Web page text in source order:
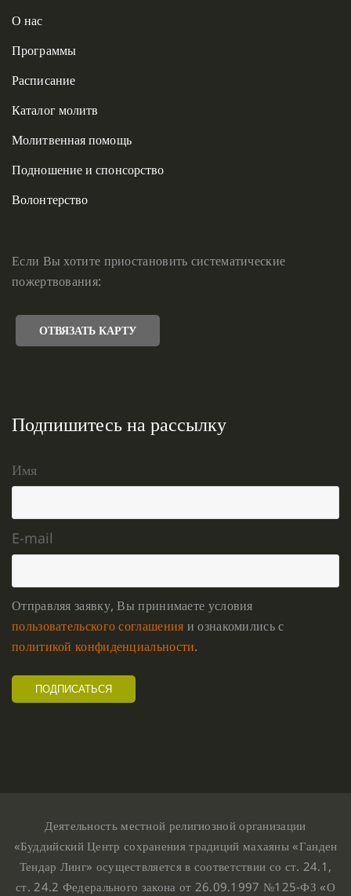
О нас
Программы
Расписание
Каталог молитв
Молитвенная помощь
Подношение и спонсорство
Волонтерство
Если Вы хотите приостановить систематические
пожертвования:
ОТВЯЗАТЬ КАРТУ
Подпишитесь на рассылку
Имя
E-mail
Отправляя заявку, Вы принимаете условия
пользовательского соглашения и ознакомились с
политикой конфиденциальности.
Деятельность местной религиозной организации
«Буддийский Центр сохранения традиций махаяны «Ганден
Тендар Линг» осуществляется в соответствии со ст. 24.1,
ст. 24.2 Федерального закона от 26.09.1997 №125-ФЗ «О